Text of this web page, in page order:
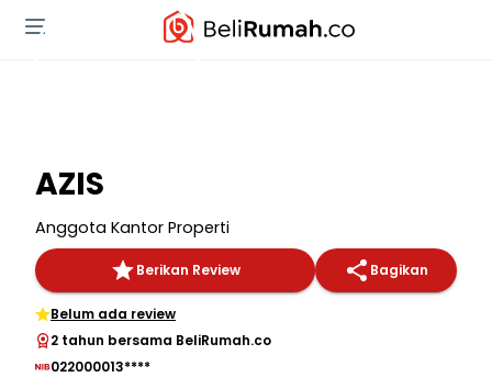
AZIS
Anggota Kantor Properti
Berikan Review Bagikan
Belum ada review
2 tahun bersama BeliRumah.co
022000013****